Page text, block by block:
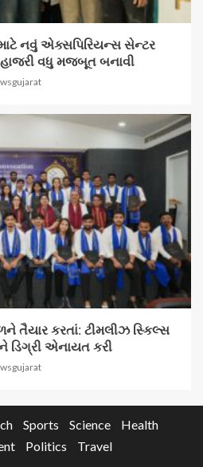
નવું એક્સપિરિયન્સ સેન્ટર
હાજરી વધુ મજબૂત બનાવી
તૈયાર કરતાં: ટીમલીઝ સ્કિલ્સ
ડિગ્રી એનાયત કરી
Sports Science
Health
Politics Travel